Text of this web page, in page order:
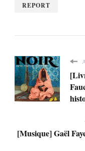
REPORT
[Musique] Gaël